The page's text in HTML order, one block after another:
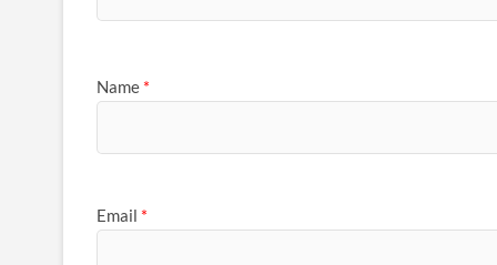
Name *
Email *